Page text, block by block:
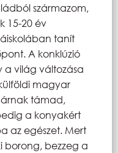
származom,
15-20 év
tanít
A konklúzió
világ változása
magyar
támad,
a konyakért
az egészet. Mert
borong, bezzeg a